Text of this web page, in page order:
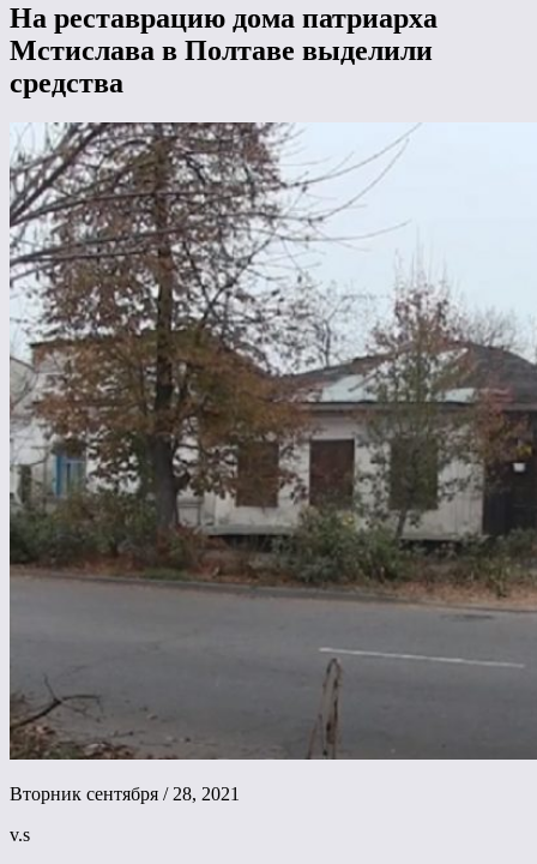
На реставрацию дома патриарха
Мстислава в Полтаве выделили
средства
Вторник сентября / 28, 2021
v.s